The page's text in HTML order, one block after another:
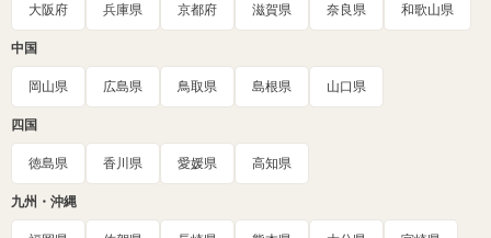
大阪府 兵庫県 京都府 滋賀県 奈良県 和歌山県
中国
岡山県 広島県 鳥取県 島根県 山口県
四国
徳島県 香川県 愛媛県 高知県
九州・沖縄